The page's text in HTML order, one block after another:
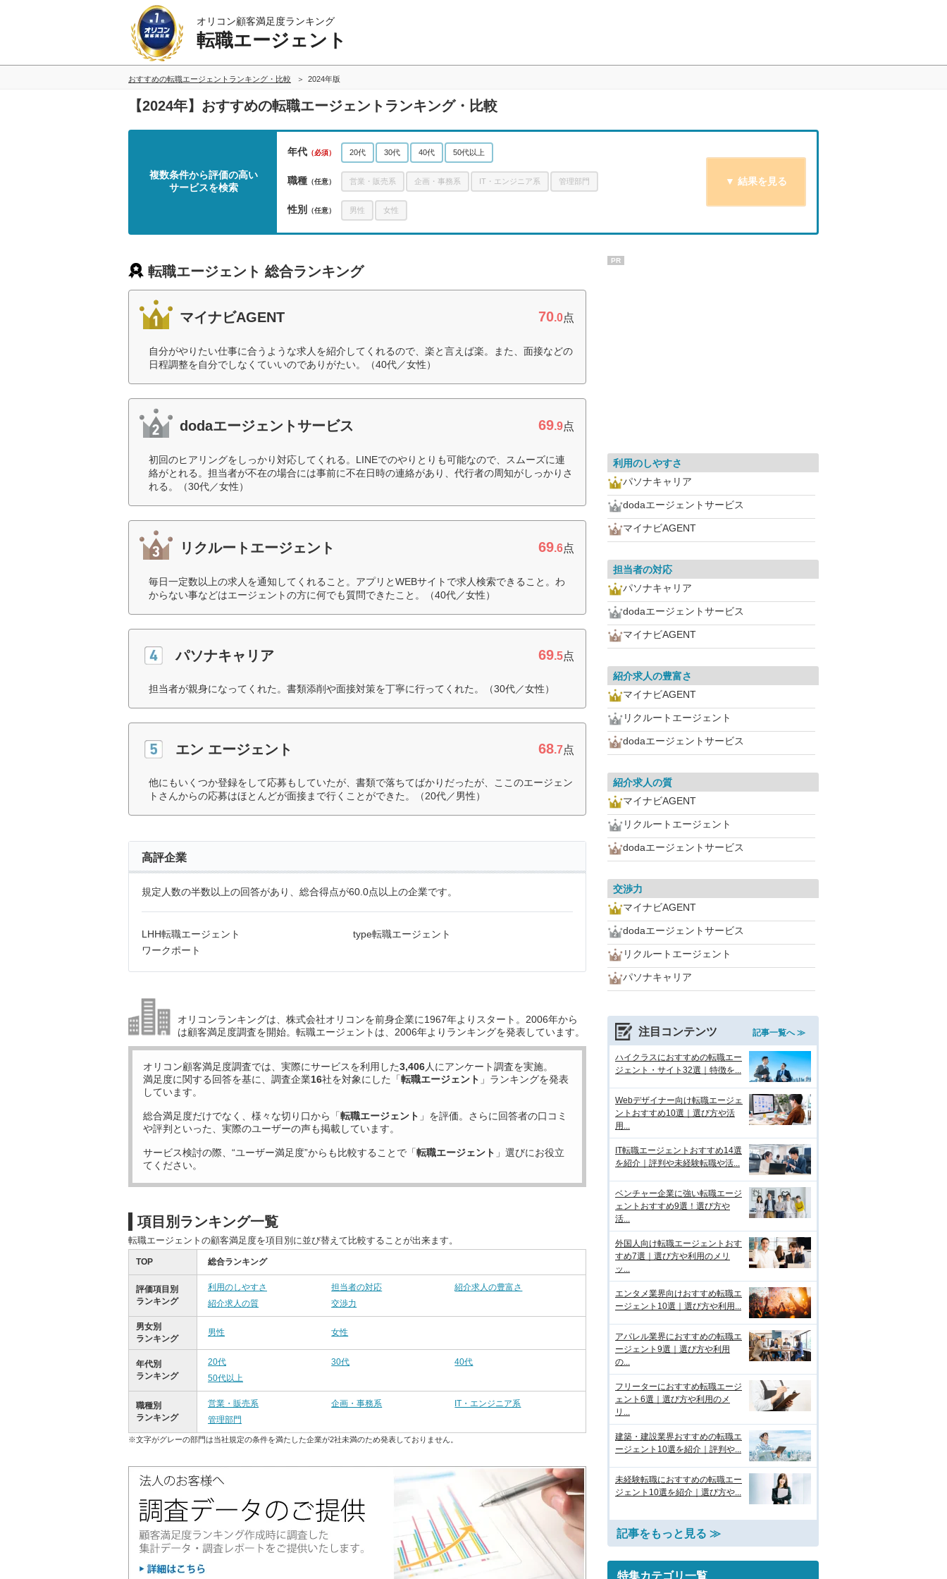
オリコン顧客満足度ランキング
転職エージェント
おすすめの転職エージェントランキング・比較 2024年版
【2024年】おすすめの転職エージェントランキング・比較
複数条件から評価の高い
サービスを検索
年代 （必須） 20代 30代 40代 50代以上
職種 （任意） 営業・販売系 企画・事務系 IT・エンジニア系 管理部門
性別 （任意） 男性 女性
転職エージェント 総合ランキング
マイナビAGENT 70.0点
自分がやりたい仕事に合うような求人を紹介してくれるので、楽と言えば楽。また、面接などの
日程調整を自分でしなくていいのでありがたい。（40代／女性）
dodaエージェントサービス 69.9点
初回のヒアリングをしっかり対応してくれる。LINEでのやりとりも可能なので、スムーズに連
絡がとれる。担当者が不在の場合には事前に不在日時の連絡があり、代行者の周知がしっかりさ
れる。（30代／女性）
リクルートエージェント 69.6点
毎日一定数以上の求人を通知してくれること。アプリとWEBサイトで求人検索できること。わ
からない事などはエージェントの方に何でも質問できたこと。（40代／女性）
パソナキャリア 69.5点
担当者が親身になってくれた。書類添削や面接対策を丁寧に行ってくれた。（30代／女性）
エン エージェント 68.7点
他にもいくつか登録をして応募もしていたが、書類で落ちてばかりだったが、ここのエージェン
トさんからの応募はほとんどが面接まで行くことができた。（20代／男性）
高評企業
規定人数の半数以上の回答があり、総合得点が60.0点以上の企業です。
LHH転職エージェント
type転職エージェント
ワークポート
オリコンランキングは、株式会社オリコンを前身企業に1967年よりスタート。2006年から
は顧客満足度調査を開始。転職エージェントは、2006年よりランキングを発表しています。
オリコン顧客満足度調査では、実際にサービスを利用した3,406人にアンケート調査を実施。
満足度に関する回答を基に、調査企業16社を対象にした「転職エージェント 」ランキングを発表
しています。
総合満足度だけでなく、様々な切り口から「転職エージェント 」を評価。さらに回答者の口コミ
や評判といった、実際のユーザーの声も掲載しています。
サービス検討の際、“ユーザー満足度”からも比較することで「転職エージェント 」選びにお役立
てください。
項目別ランキング一覧
転職エージェントの顧客満足度を項目別に並び替えて比較することが出来ます。
TOP 総合ランキング
評価項目別
ランキング
利用のしやすさ 担当者の対応
紹介求人の豊富さ
紹介求人の質
交渉力
男女別
ランキング
男性 女性
年代別
ランキング
20代 30代
40代
50代以上
職種別
ランキング
営業・販売系 企画・事務系
IT・エンジニア系
管理部門
※文字がグレーの部門は当社規定の条件を満たした企業が2社未満のため発表しておりません。
PR
利用のしやすさ
パソナキャリア
dodaエージェントサービス
マイナビAGENT
担当者の対応
パソナキャリア
dodaエージェントサービス
マイナビAGENT
紹介求人の豊富さ
マイナビAGENT
リクルートエージェント
dodaエージェントサービス
紹介求人の質
マイナビAGENT
リクルートエージェント
dodaエージェントサービス
交渉力
マイナビAGENT
dodaエージェントサービス
リクルートエージェント
パソナキャリア
注目コンテンツ 記事一覧へ ≫
ハイクラスにおすすめの転職エー
ジェント・サイト32選｜特徴を...
Webデザイナー向け転職エージェ
ントおすすめ10選｜選び方や活
用...
IT転職エージェントおすすめ14選
を紹介｜評判や未経験転職や活...
ベンチャー企業に強い転職エージ
ェントおすすめ9選！選び方や
活...
外国人向け転職エージェントおす
すめ7選｜選び方や利用のメリ
ッ...
エンタメ業界向けおすすめ転職エ
ージェント10選｜選び方や利用...
アパレル業界におすすめの転職エ
ージェント9選｜選び方や利用
の...
フリーターにおすすめ転職エージ
ェント6選｜選び方や利用のメ
リ...
建築・建設業界おすすめの転職エ
ージェント10選を紹介｜評判や...
未経験転職におすすめの転職エー
ジェント10選を紹介｜選び方や...
記事をもっと見る ≫
特集カテゴリ一覧